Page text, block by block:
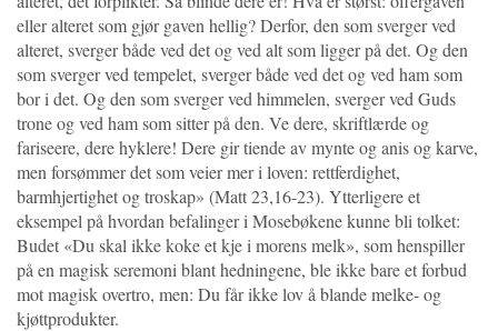
eller alteret som gjør gaven hellig? Derfor, den som sverger ved
alteret, sverger både ved det og ved alt som ligger på det. Og den
som sverger ved tempelet, sverger både ved det og ved ham som
bor i det. Og den som sverger ved himmelen, sverger ved Guds
trone og ved ham som sitter på den. Ve dere, skriftlærde og
fariseere, dere hyklere! Dere gir tiende av mynte og anis og karve,
men forsømmer det som veier mer i loven: rettferdighet,
barmhjertighet og troskap» (Matt 23,16-23). Ytterligere et
eksempel på hvordan befalinger i Mosebøkene kunne bli tolket:
Budet «Du skal ikke koke et kje i morens melk», som henspiller
på en magisk seremoni blant hedningene, ble ikke bare et forbud
mot magisk overtro, men: Du får ikke lov å blande melke- og
kjøttprodukter.